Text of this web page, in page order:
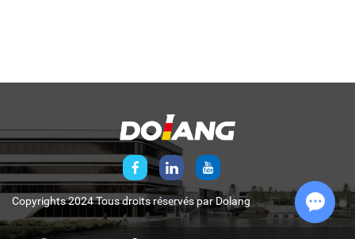
Copyrights 2024 Tous droits réservés par Dolang